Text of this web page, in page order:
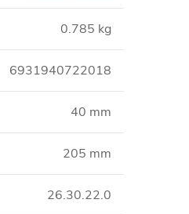
0.785 kg
6931940722018
40 mm
205 mm
26.30.22.0